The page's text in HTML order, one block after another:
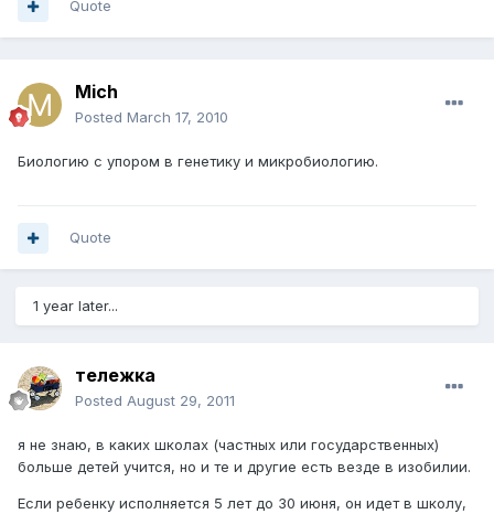
Quote
Mich
Posted March 17, 2010
Биологию с упором в генетику и микробиологию.
Quote
1 year later...
тележка
Posted August 29, 2011
я не знаю, в каких школах (частных или государственных)
больше детей учится, но и те и другие есть везде в изобилии.
Если ребенку исполняется 5 лет до 30 июня, он идет в школу,